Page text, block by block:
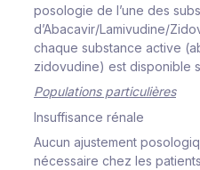
posologie de l’une des
d’Abacavir/Lamivudine/
chaque substance active
zidovudine) est disponible
Populations particulières
Insuffisance rénale
Aucun ajustement
nécessaire chez les